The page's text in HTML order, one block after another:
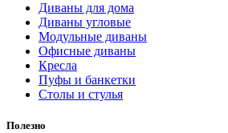
Диваны для дома
Диваны угловые
Модульные диваны
Офисные диваны
Кресла
Пуфы и банкетки
Столы и стулья
Полезно